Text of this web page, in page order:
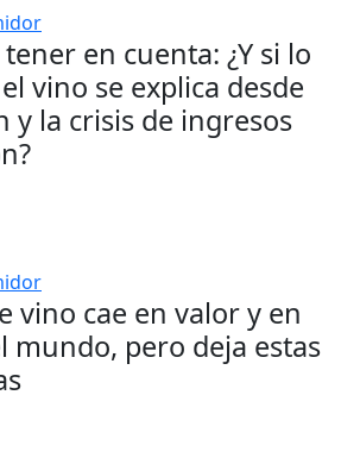
en cuenta: ¿Y si lo
vino se explica desde
y la crisis de ingresos
vino cae en valor y en
mundo, pero deja estas